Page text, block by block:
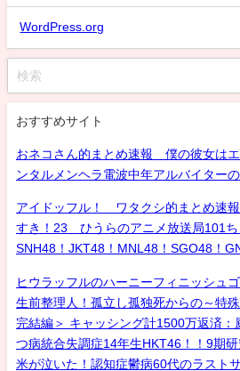
WordPress.org
おすすめサイト
おネコさん的まとめ速報 僕の彼女は
ンタルメンヘラ電波中年アルバイター
アイドッフル！ ワタクシ的まとめ速
すき！23 ひうらのアニメ放送局101
SNH48！JKT48！MNL48！SGO48！
ヒウラッフルのハーニーフィニッシュ
生前整理人！孤立し孤独死からの～特
完結編＞ キャッシング計1500万返済：
つ病統合失調症14年生HKT46！！9期
米が泣いた！認知症鬱病60代のラスト